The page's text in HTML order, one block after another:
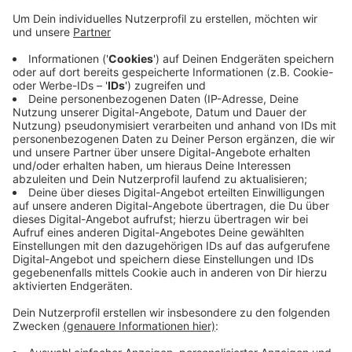
EN: Das betrifft mehr als die Hälfte der
Übernachtungsbetriebe, sagt Lars Martin, vom
Deutschen Hotel- und Gaststättenverband Westfalen.
Im Zuge der Corona-Maßnahmen sind im Frühjahr
weniger Menschen gereist – sowohl privat als auch
geschäftlich. Deshalb war das Hotelgewerbe bei uns
massiv von Kurzarbeit betroffen. Martin schaut jetzt
mit Sorge auf den Herbst. Momentan finden auch
keine Veranstaltungen oder Tagungen statt, die die
Leute in unsere Region ziehen. Gerade bei uns im Kreis
profitieren die Betriebe sonst sehr stark von Messen
und Großveranstaltungen im Umland.
Anzeige